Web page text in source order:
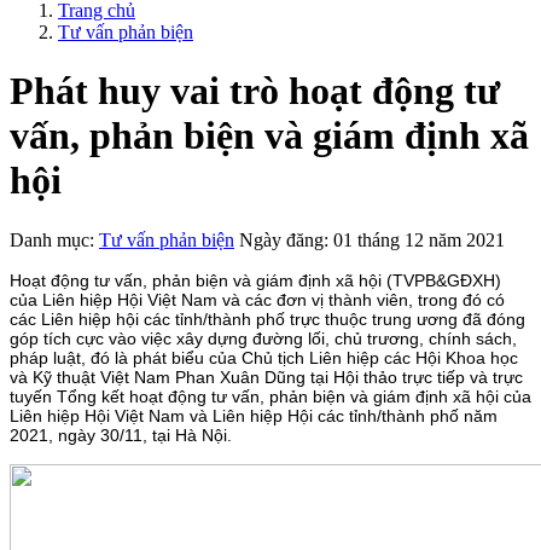
Trang chủ
Tư vấn phản biện
Phát huy vai trò hoạt động tư
vấn, phản biện và giám định xã
hội
Danh mục: Tư vấn phản biện Ngày đăng: 01 tháng 12 năm 2021
Hoạt động tư vấn, phản biện và giám định xã hội (TVPB&GĐXH)
của Liên hiệp Hội Việt Nam và các đơn vị thành viên, trong đó có
các Liên hiệp hội các tỉnh/thành phố trực thuộc trung ương đã đóng
góp tích cực vào việc xây dựng đường lối, chủ trương, chính sách,
pháp luật, đó là phát biểu của Chủ tịch Liên hiệp các Hội Khoa học
và Kỹ thuật Việt Nam Phan Xuân Dũng tại Hội thảo trực tiếp và trực
tuyến Tổng kết hoạt động tư vấn, phản biện và giám định xã hội của
Liên hiệp Hội Việt Nam và Liên hiệp Hội các tỉnh/thành phố năm
2021, ngày 30/11, tại Hà Nội.